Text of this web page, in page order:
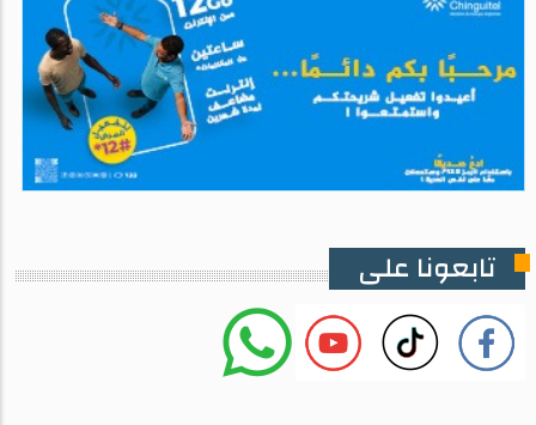
تابعونا على